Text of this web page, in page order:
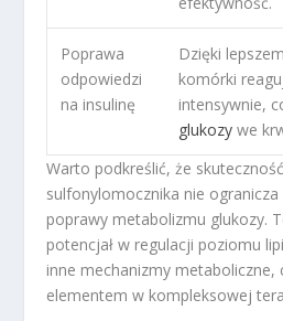
Poprawa
odpowiedzi
na insulinę
Dzięki
komórki
intensywnie,
glukozy we
Warto podkreślić, że
sulfonylomocznika nie
poprawy metabolizmu glukozy.
potencjał w regulacji poziomu
inne mechanizmy
elementem w kompleksowej